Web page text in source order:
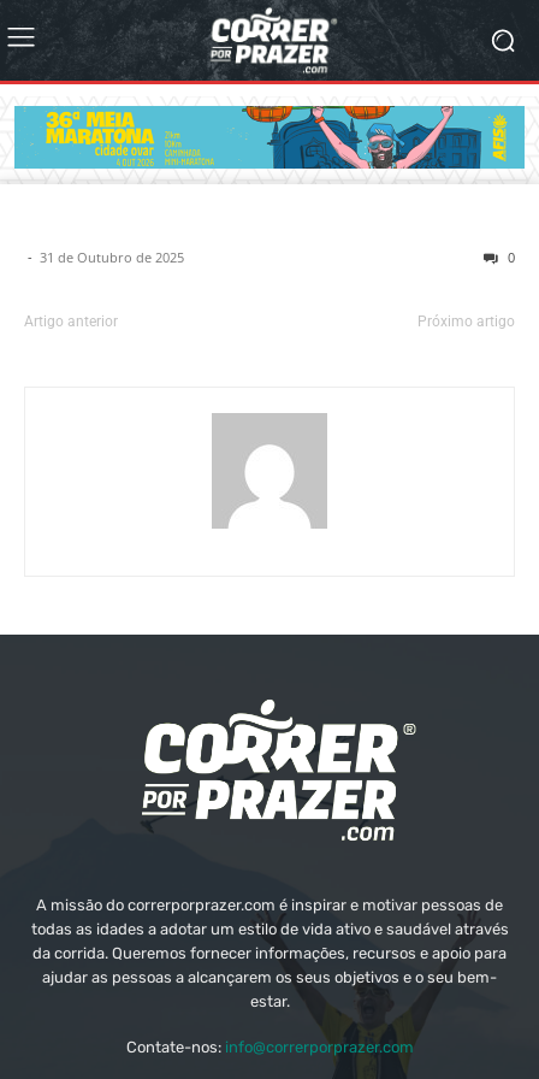
- 31 de Outubro de 2025 0
Artigo anterior Próximo artigo
A missão do correrporprazer.com é inspirar e motivar pessoas de
todas as idades a adotar um estilo de vida ativo e saudável através
da corrida. Queremos fornecer informações, recursos e apoio para
ajudar as pessoas a alcançarem os seus objetivos e o seu bem-
estar.
Contate-nos: info@correrporprazer.com